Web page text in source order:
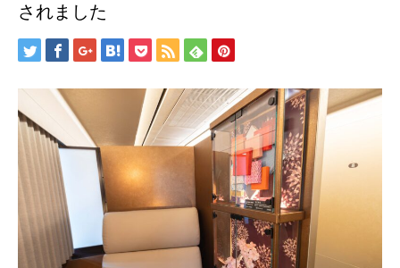
されました